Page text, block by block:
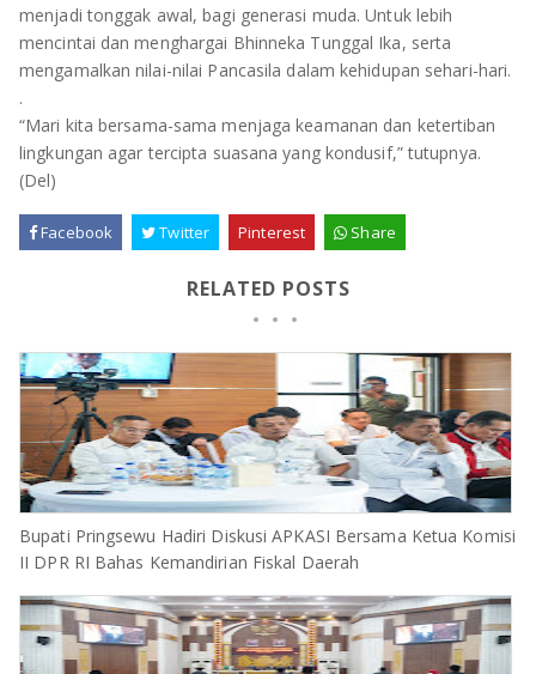
menjadi tonggak awal, bagi generasi muda. Untuk lebih
mencintai dan menghargai Bhinneka Tunggal Ika, serta
mengamalkan nilai-nilai Pancasila dalam kehidupan sehari-hari.
.
“Mari kita bersama-sama menjaga keamanan dan ketertiban
lingkungan agar tercipta suasana yang kondusif,” tutupnya.
(Del)
Facebook Twitter Pinterest Share
RELATED POSTS
Bupati Pringsewu Hadiri Diskusi APKASI Bersama Ketua Komisi
II DPR RI Bahas Kemandirian Fiskal Daerah